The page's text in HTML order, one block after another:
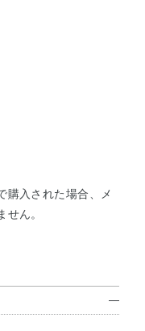
購入された場合、メ
ん。